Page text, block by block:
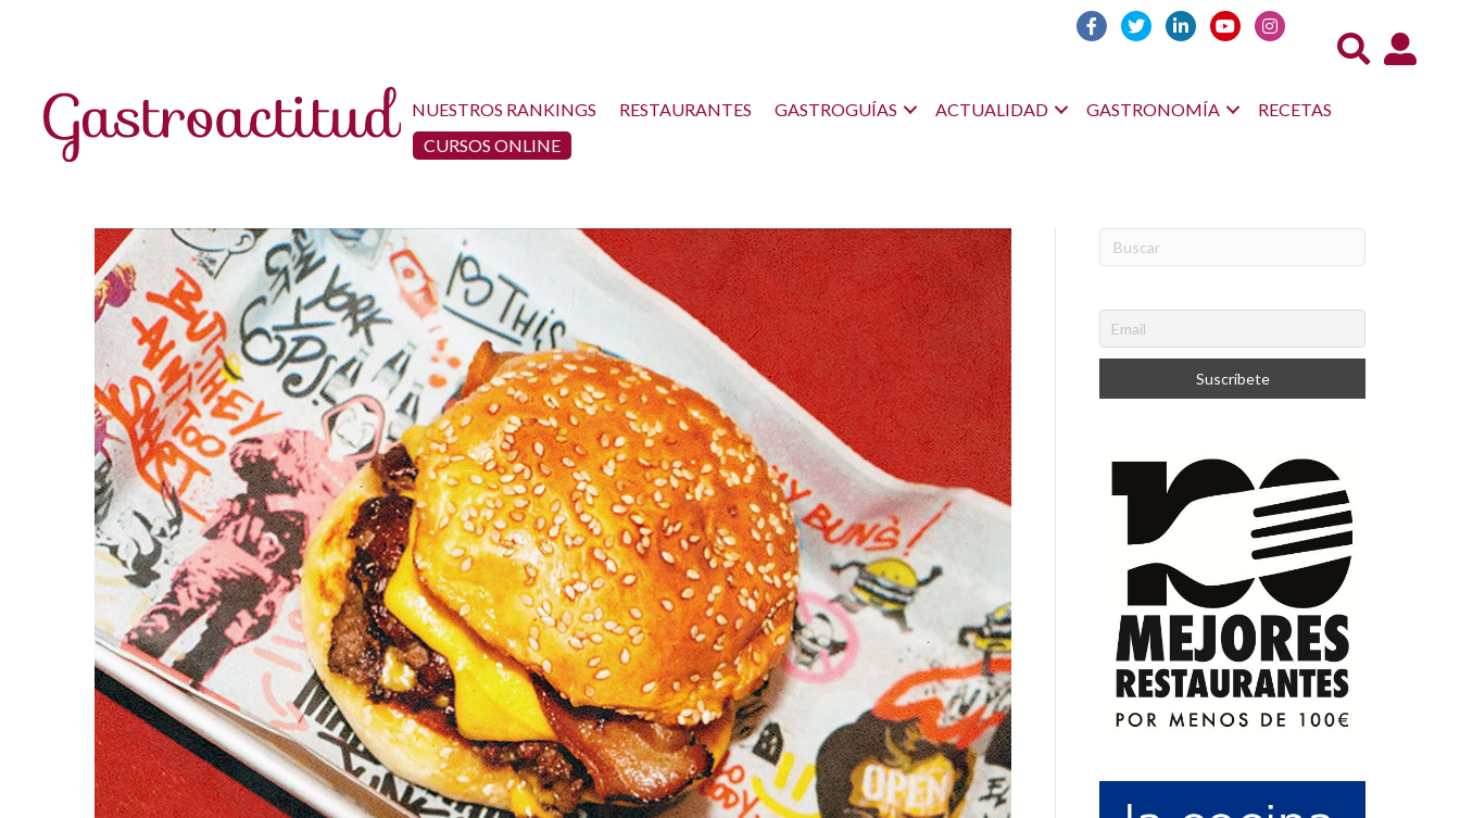
Acceso
NUESTROS RANKINGS RESTAURANTES GASTROGUÍAS ACTUALIDAD GASTRONOMÍA
RECETAS
CURSOS ONLINE